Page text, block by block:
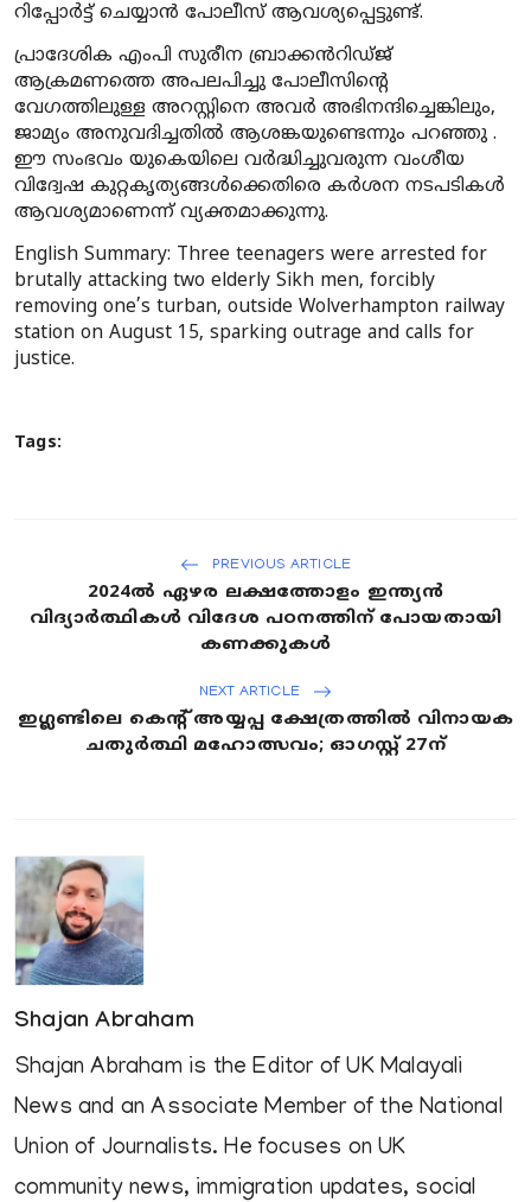
റിപ്പോർട്ട് ചെയ്യാൻ പോലീസ് ആവശ്യപ്പെട്ടുണ്ട്.
പ്രാദേശിക എംപി സുരീന ബ്രാക്കൻറിഡ്ജ്
ആക്രമണത്തെ അപലപിച്ചു പോലീസിന്റെ
വേഗത്തിലുള്ള അറസ്റ്റിനെ അവർ അഭിനന്ദിച്ചെങ്കിലും,
ജാമ്യം അനുവദിച്ചതിൽ ആശങ്കയുണ്ടെന്നും പറഞ്ഞു .
ഈ സംഭവം യുകെയിലെ വർദ്ധിച്ചുവരുന്ന വംശീയ
വിദ്വേഷ കുറ്റകൃത്യങ്ങൾക്കെതിരെ കർശന നടപടികൾ
ആവശ്യമാണെന്ന് വ്യക്തമാക്കുന്നു.
English Summary: Three teenagers were arrested for
brutally attacking two elderly Sikh men, forcibly
removing one’s turban, outside Wolverhampton railway
station on August 15, sparking outrage and calls for
justice.
Tags:
PREVIOUS ARTICLE
2024ൽ ഏഴര ലക്ഷത്തോളം ഇന്ത്യൻ
വിദ്യാർത്ഥികൾ വിദേശ പഠനത്തിന് പോയതായി
കണക്കുകൾ
NEXT ARTICLE
ഇഗ്ലണ്ടിലെ കെന്റ് അയ്യപ്പ ക്ഷേത്രത്തിൽ വിനായക
ചതുർത്ഥി മഹോത്സവം; ഓഗസ്റ്റ് 27ന്
Shajan Abraham
Shajan Abraham is the Editor of UK Malayali
News and an Associate Member of the National
Union of Journalists. He focuses on UK
community news, immigration updates, social